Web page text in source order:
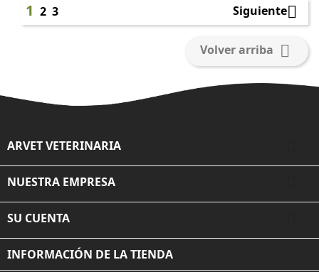
1 2 3 Siguiente
Volver arriba 
ARVET VETERINARIA
NUESTRA EMPRESA
SU CUENTA
INFORMACIÓN DE LA TIENDA